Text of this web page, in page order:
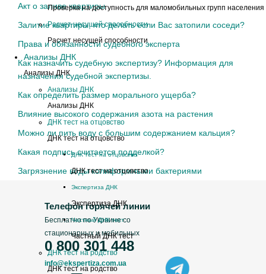
Проверка на доступность для маломобильных групп населения
Расчет несущей способности
Расчет несущей способности
Анализы ДНК
Анализы ДНК
Анализы ДНК
Анализы ДНК
ДНК тест на отцовство
ДНК тест на отцовство
ДНК тест на отцовство
ДНК тест на отцовство
Экспертиза ДНК
Экспертиза ДНК
Частный ДНК тест
Частный ДНК тест
ДНК тест на родство
ДНК тест на родство
Акт о заливе квартиры
Залитие квартиры, что делать если Вас затопили соседи?
Права и обязанности судебного эксперта
Как назначить судебную экспертизу? Информация для
назначения судебной экспертизы.
Как определить размер морального ущерба?
Влияние высокого содержания азота на растения
Можно ли пить воду с большим содержанием кальция?
Какая подпись считается подделкой?
Загрязнение воды колиформными бактериями
Телефон горячей линии
Бесплатно по Украине со
стационарных и мобильных
0 800 301 448
info@ekspertiza.com.ua